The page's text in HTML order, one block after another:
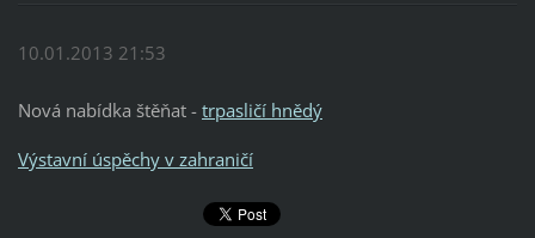
10.01.2013 21:53
Nová nabídka štěňat - trpasličí hnědý
Výstavní úspěchy v zahraničí